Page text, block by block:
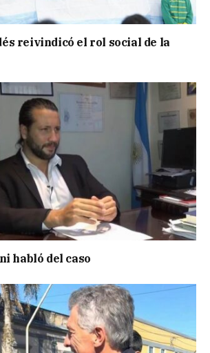
reivindicó el rol social de la
habló del caso